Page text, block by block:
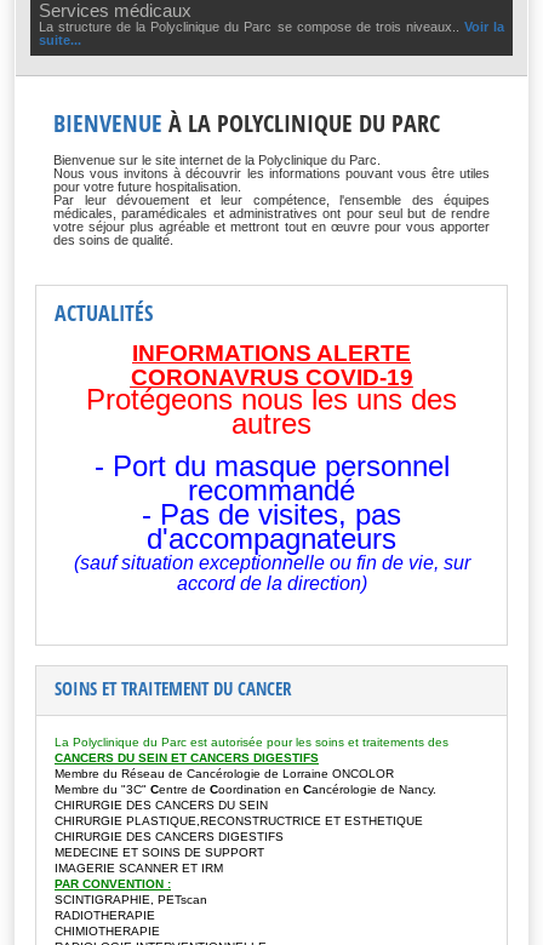
Services médicaux
La structure de la Polyclinique du Parc se compose de trois niveaux.
Voir la
suite...
BIENVENUE À LA POLYCLINIQUE DU PARC
Bienvenue sur le site internet de la Polyclinique du Parc.
Nous vous invitons à découvrir les informations pouvant vous être utiles
pour votre future hospitalisation.
Par leur dévouement et leur compétence, l'ensemble des équipes
médicales, paramédicales et administratives ont pour seul but de rendre
votre séjour plus agréable et mettront tout en œuvre pour vous apporter
des soins de qualité.
ACTUALITÉS
INFORMATIONS ALERTE
CORONAVRUS COVID-19
Protégeons nous les uns des
autres
- Port du masque personnel
recommandé
- Pas de visites, pas
d'accompagnateurs
(sauf situation exceptionnelle ou fin de vie, sur
accord de la direction)
SOINS ET TRAITEMENT DU CANCER
La Polyclinique du Parc est autorisée pour les soins et traitements des
CANCERS DU SEIN ET CANCERS DIGESTIFS
Membre du Réseau de Cancérologie de Lorraine ONCOLOR
Membre du "3C" Centre de Coordination en Cancérologie de Nancy.
CHIRURGIE DES CANCERS DU SEIN
CHIRURGIE PLASTIQUE,RECONSTRUCTRICE ET ESTHETIQUE
CHIRURGIE DES CANCERS DIGESTIFS
MEDECINE ET SOINS DE SUPPORT
IMAGERIE SCANNER ET IRM
PAR CONVENTION :
SCINTIGRAPHIE, PETscan
RADIOTHERAPIE
CHIMIOTHERAPIE